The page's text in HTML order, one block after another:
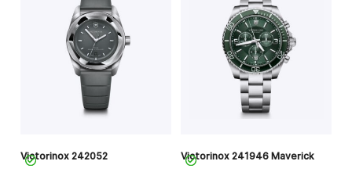
Victorinox 242052 Victorinox 241946 Maverick